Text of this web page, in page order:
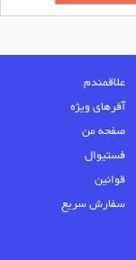
علاقمندم
آفرهای ویژه
صفحه من
فستیوال
قوانین
سفارش سریع